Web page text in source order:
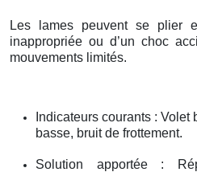
Les lames peuvent se plier
inappropriée ou d’un choc
mouvements limités.
Indicateurs courants :
basse, bruit de frottement.
Solution apportée :